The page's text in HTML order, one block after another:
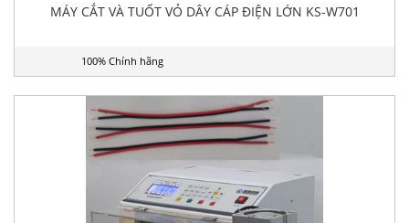
MÁY CẮT VÀ TUỐT VỎ DÂY CÁP ĐIỆN LỚN KS-W701
100% Chính hãng